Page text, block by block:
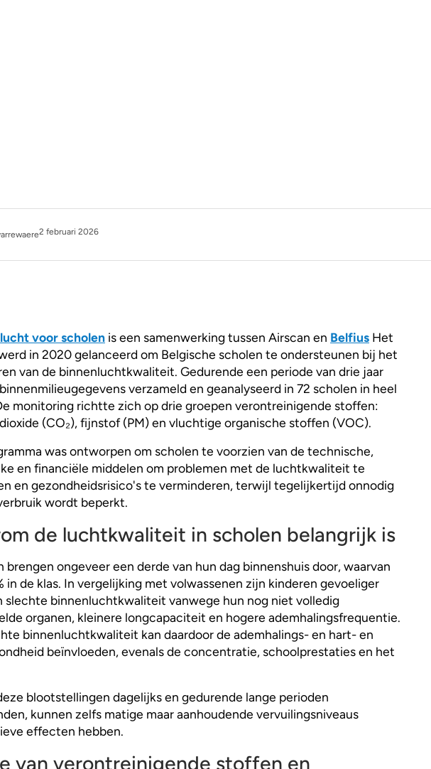
2 februari 2026
voor scholen is een samenwerking tussen Airscan en Belfius Het
in 2020 gelanceerd om Belgische scholen te ondersteunen bij het
van de binnenluchtkwaliteit. Gedurende een periode van drie jaar
verzameld en geanalyseerd in 72 scholen in heel
monitoring richtte zich op drie groepen verontreinigende stoffen:
(CO₂), fijnstof (PM) en vluchtige organische stoffen (VOC).
was ontworpen om scholen te voorzien van de technische,
en financiële middelen om problemen met de luchtkwaliteit te
en gezondheidsrisico's te verminderen, terwijl tegelijkertijd onnodig
wordt beperkt.
de luchtkwaliteit in scholen belangrijk is
brengen ongeveer een derde van hun dag binnenshuis door, waarvan
in de klas. In vergelijking met volwassenen zijn kinderen gevoeliger
slechte binnenluchtkwaliteit vanwege hun nog niet volledig
organen, kleinere longcapaciteit en hogere ademhalingsfrequentie.
binnenluchtkwaliteit kan daardoor de ademhalings- en hart- en
beïnvloeden, evenals de concentratie, schoolprestaties en het
blootstellingen dagelijks en gedurende lange perioden
kunnen zelfs matige maar aanhoudende vervuilingsniveaus
effecten hebben.
van verontreinigende stoffen en